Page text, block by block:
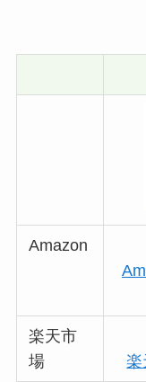
Amazon
楽天市
場
楽